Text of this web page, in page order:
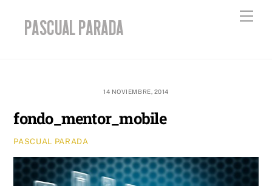
content
14 NOVIEMBRE, 2014
fondo_mentor_mobile
PASCUAL PARADA